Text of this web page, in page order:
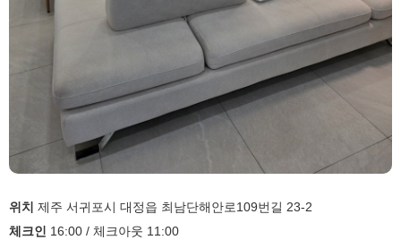
위치 제주 서귀포시 대정읍 최남단해안로109번길 23-2
체크인
16:00 / 체크아웃 11:00